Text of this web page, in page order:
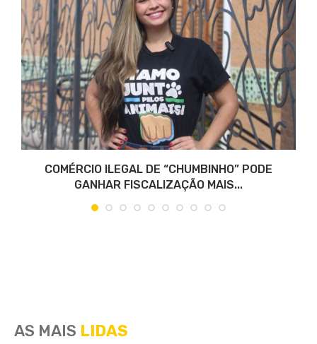
COMÉRCIO ILEGAL DE “CHUMBINHO” PODE
GANHAR FISCALIZAÇÃO MAIS...
AS MAIS LIDAS